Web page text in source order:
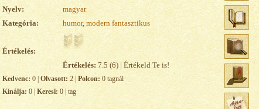
Nyelv:
magyar
Kategória:
humor, modern fantasztikus
Értékelés:
Értékelés: 7.5 (6) | Értékeld Te is!
Kedvenc: 0 | Olvasott: 2 | Polcon: 0 tagnál
Kínálja: 0 | Keresi: 0 | tag